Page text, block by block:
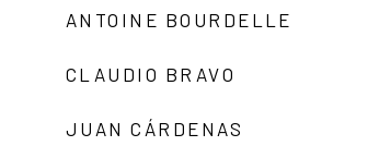
ANTOINE BOURDELLE
CLAUDIO BRAVO
JUAN CÁRDENAS